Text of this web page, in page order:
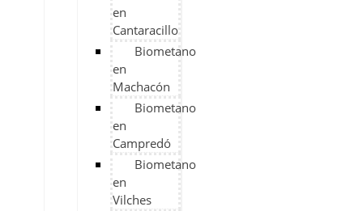
en
Cantaracillo
Biometano
en
Machacón
Biometano
en
Campredó
Biometano
en
Vilches